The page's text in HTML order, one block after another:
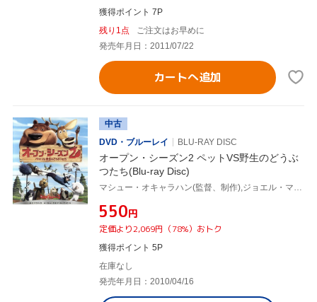
獲得ポイント 7P
残り1点
ご注文はお早めに
発売年月日：2011/07/22
カートへ追加
中古
DVD・ブルーレイ
BLU-RAY DISC
オープン・シーズン2 ペットVS野生のどうぶ
つたち(Blu-ray Disc)
¥550円
定価より2,069円（78%）おトク
獲得ポイント 5P
在庫なし
発売年月日：2010/04/16